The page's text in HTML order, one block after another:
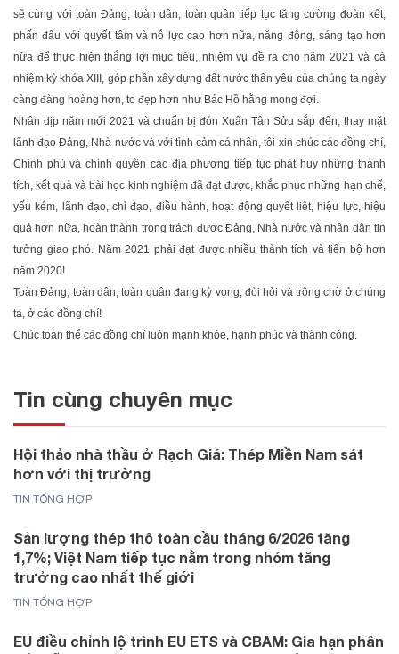
sẽ cùng với toàn Ðảng, toàn dân, toàn quân tiếp tục tăng cường đoàn kết,
phấn đấu với quyết tâm và nỗ lực cao hơn nữa, năng động, sáng tạo hơn
nữa để thực hiện thắng lợi mục tiêu, nhiệm vụ đề ra cho năm 2021 và cả
nhiệm kỳ khóa XIII, góp phần xây dựng đất nước thân yêu của chúng ta ngày
càng đàng hoàng hơn, to đẹp hơn như Bác Hồ hằng mong đợi.
Nhân dịp năm mới 2021 và chuẩn bị đón Xuân Tân Sửu sắp đến, thay mặt
lãnh đạo Ðảng, Nhà nước và với tình cảm cá nhân, tôi xin chúc các đồng chí,
Chính phủ và chính quyền các địa phương tiếp tục phát huy những thành
tích, kết quả và bài học kinh nghiệm đã đạt được, khắc phục những hạn chế,
yếu kém, lãnh đạo, chỉ đạo, điều hành, hoạt động quyết liệt, hiệu lực, hiệu
quả hơn nữa, hoàn thành trọng trách được Ðảng, Nhà nước và nhân dân tin
tưởng giao phó. Năm 2021 phải đạt được nhiều thành tích và tiến bộ hơn
năm 2020!
Toàn Ðảng, toàn dân, toàn quân đang kỳ vọng, đòi hỏi và trông chờ ở chúng
ta, ở các đồng chí!
Chúc toàn thể các đồng chí luôn mạnh khỏe, hạnh phúc và thành công.
Tin cùng chuyên mục
Hội thảo nhà thầu ở Rạch Giá: Thép Miền Nam sát
hơn với thị trường
TIN TỔNG HỢP
Sản lượng thép thô toàn cầu tháng 6/2026 tăng
1,7%; Việt Nam tiếp tục nằm trong nhóm tăng
trưởng cao nhất thế giới
TIN TỔNG HỢP
EU điều chỉnh lộ trình EU ETS và CBAM: Gia hạn phân